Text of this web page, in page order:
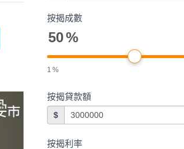
按揭成數
50%
1 %
按揭貸款額
$
按揭利率